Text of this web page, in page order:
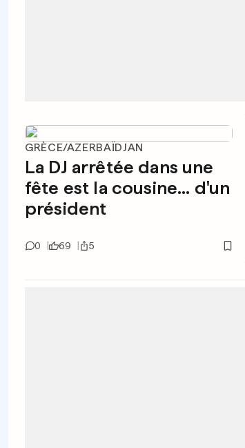
GRÈCE/AZERBAÏDJAN
La DJ arrêtée dans une
fête est la cousine... d'un
président
0 69 5